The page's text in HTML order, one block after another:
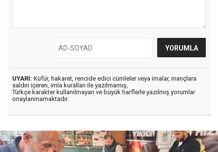
UYARI: Küfür, hakaret, rencide edici cümleler veya imalar, inançlara
saldırı içeren, imla kuralları ile yazılmamış,
Türkçe karakter kullanılmayan ve büyük harflerle yazılmış yorumlar
onaylanmamaktadır.